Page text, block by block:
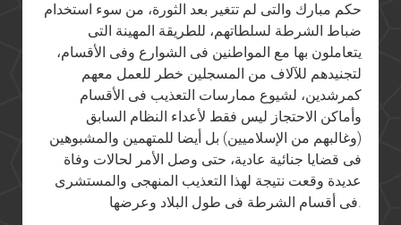
حكم مبارك والتى لم تتغير بعد الثورة، من سوء استخدام
ضباط الشرطة لسلطاتهم، للطريقة المهينة التى
يتعاملون بها مع المواطنين فى الشوارع وفى الأقسام،
لتجنيدهم للآلاف من المسجلين خطر للعمل معهم
كمرشدين، لشيوع ممارسات التعذيب فى الأقسام
وأماكن الاحتجاز ليس فقط لأعداء النظام السابق
(وغالبهم من الإسلاميين) بل أيضا للمتهمين والمشبوهين
فى قضايا جنائية عادية، حتى وصل الأمر لحالات وفاة
عديدة وقعت نتيجة لهذا التعذيب المنهجى والمستشرى
فى أقسام الشرطة فى طول البلاد وعرضها.